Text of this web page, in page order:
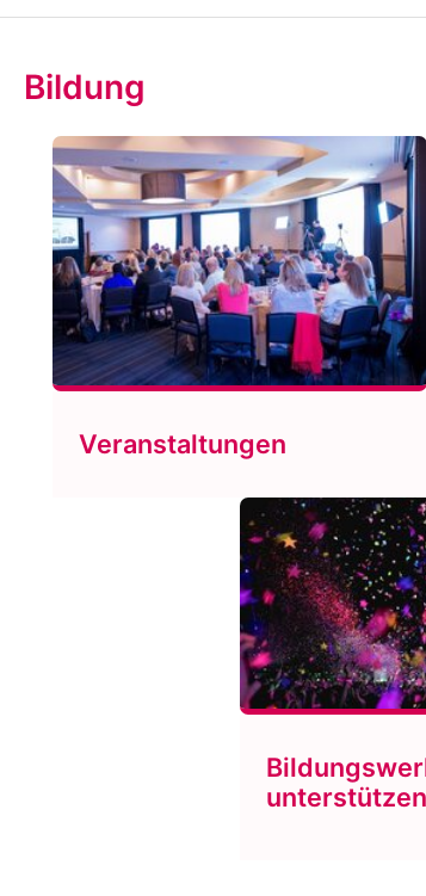
Bildung
Veranstaltungen
unterstützen